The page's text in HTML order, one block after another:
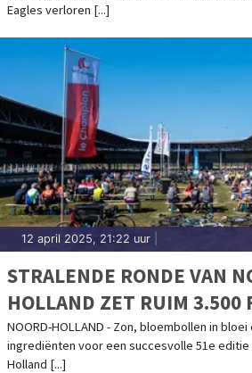
Eagles verloren [...]
12 april 2025, 21:22 uur
STRALENDE RONDE VAN
HOLLAND ZET RUIM 3.500
HET ZONNETJE
NOORD-HOLLAND - Zon, bloembollen in
ingrediënten voor een succesvolle 51e editie
Holland [...]